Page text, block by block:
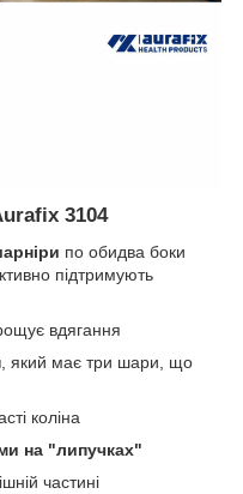
3104
по обидва боки
підтримують
вдягання
, який має три шари, що
коліна
на "липучках"
частині